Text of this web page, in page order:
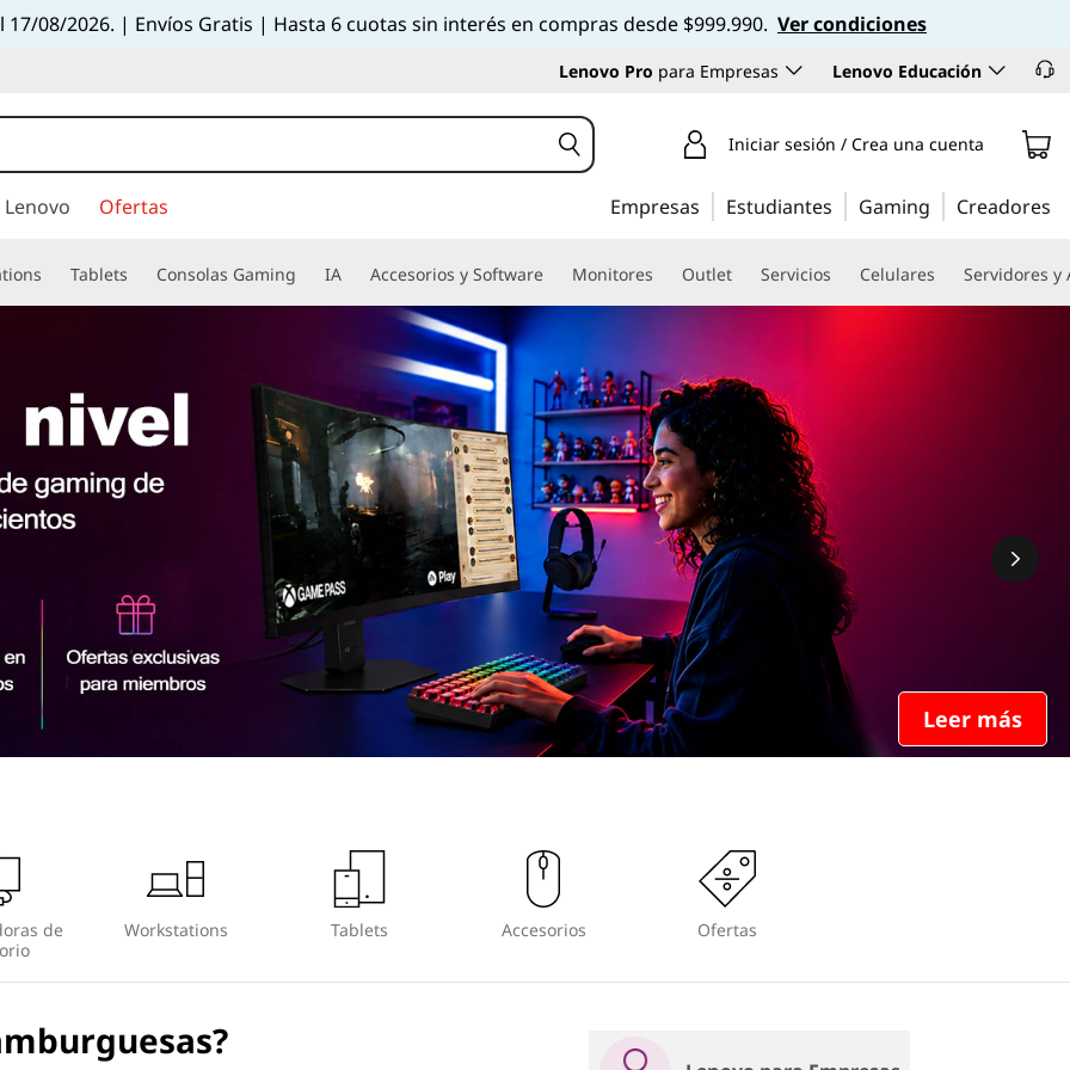
08/2026. | Envíos Gratis | Hasta 6 cuotas sin interés en compras desde $999.990. Ver condiciones
Lenovo Pro para Empresas Lenovo Educación
Iniciar sesión / Crea una cuenta
Ofertas Empresas Estudiantes Gaming Creadores
Tablets Consolas Gaming IA Accesorios y Software Monitores Outlet Servicios Celulares Servidores y
Leer más
de
Workstations Tablets Accesorios Ofertas